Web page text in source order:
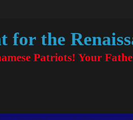
for the
Patriots! Your